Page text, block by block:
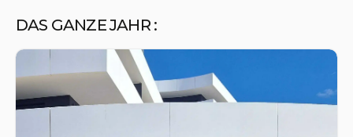
DAS GANZE JAHR :
04 67 01 04 04